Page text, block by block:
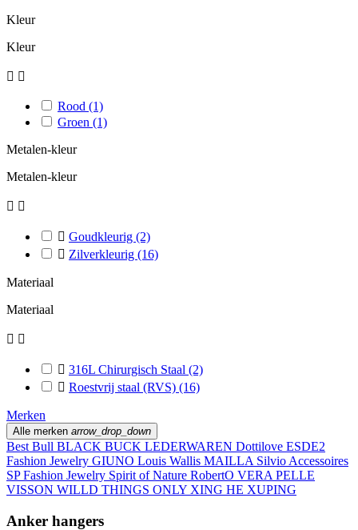
Kleur
Kleur
 
Rood (1)
Groen (1)
Metalen-kleur
Metalen-kleur
 
 Goudkleurig (2)
 Zilverkleurig (16)
Materiaal
Materiaal
 
 316L Chirurgisch Staal (2)
 Roestvrij staal (RVS) (16)
Merken
Alle merken arrow_drop_down
Best Bull BLACK BUCK LEDERWAREN Dottilove ESDE2
Fashion Jewelry GIUNO Louis Wallis MAILLA Silvio Accessoires
SP Fashion Jewelry Spirit of Nature RobertO VERA PELLE
VISSON WILLD THINGS ONLY XING HE XUPING
Anker hangers